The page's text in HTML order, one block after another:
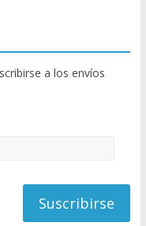
a los envíos